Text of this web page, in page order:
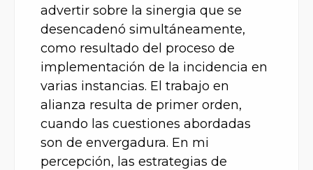
advertir sobre la sinergia que se
desencadenó simultáneamente,
como resultado del proceso de
implementación de la incidencia en
varias instancias. El trabajo en
alianza resulta de primer orden,
cuando las cuestiones abordadas
son de envergadura. En mi
percepción, las estrategias de